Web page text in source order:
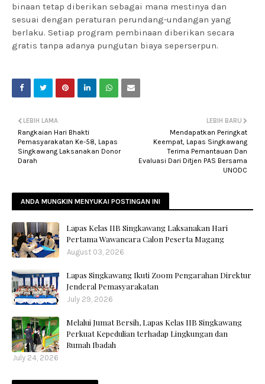
binaan tetap diberikan sebagai mana mestinya dan
sesuai dengan peraturan perundang-undangan yang
berlaku. Setiap program pembinaan diberikan secara
gratis tanpa adanya pungutan biaya seperserpun.
LEBIH BARU
Mendapatkan Peringkat
Keempat, Lapas Singkawang
Terima Pemantauan Dan
Evaluasi Dari Ditjen PAS Bersama
UNODC
LEBIH LAMA
Rangkaian Hari Bhakti
Pemasyarakatan Ke-58, Lapas
Singkawang Laksanakan Donor
Darah
ANDA MUNGKIN MENYUKAI POSTINGAN INI
Lapas Kelas IIB Singkawang Laksanakan Hari
Pertama Wawancara Calon Peserta Magang
August 03, 2026
Lapas Singkawang Ikuti Zoom Pengarahan Direktur
Jenderal Pemasyarakatan
July 29, 2026
Melalui Jumat Bersih, Lapas Kelas IIB Singkawang
Perkuat Kepedulian terhadap Lingkungan dan
Rumah Ibadah
July 24, 2026